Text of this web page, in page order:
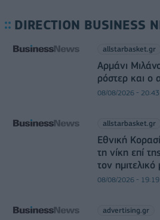
DIRECTION BUSINESS
allstarbasket.gr
Αρμάνι
ρόστερ και ο
08/08/2026 - 20:43
allstarbasket.gr
Εθνική
τη νίκη επί
τον
08/08/2026 - 19:19
advertising.gr